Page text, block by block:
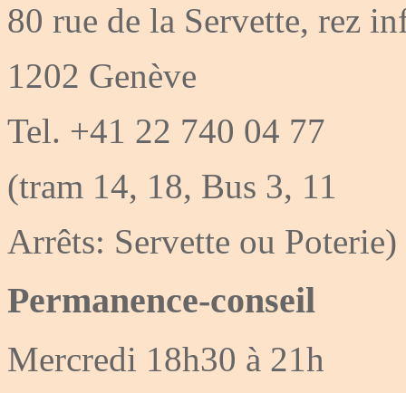
80 rue de la Servette, rez
1202 Genève
Tel. +41 22 740 04 77
(tram 14, 18, Bus 3, 11
Arrêts: Servette ou Poterie)
Permanence-conseil
Mercredi 18h30 à 21h